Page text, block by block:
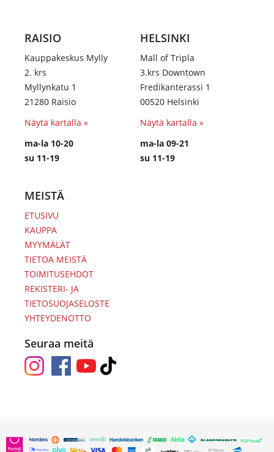
RAISIO
Kauppakeskus Mylly
2. krs
Myllynkatu 1
21280 Raisio
Näytä kartalla »
ma-la 10-20
su 11-19
HELSINKI
Mall of Tripla
3.krs Downtown
Fredikanterassi 1
00520 Helsinki
Näytä kartalla »
ma-la 09-21
su 11-19
MEISTÄ
ETUSIVU
KAUPPA
MYYMÄLÄT
TIETOA MEISTÄ
TOIMITUSEHDOT
REKISTERI- JA
TIETOSUOJASELOSTE
YHTEYDENOTTO
Seuraa meitä